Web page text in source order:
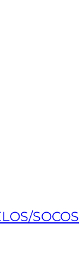
SOCOS